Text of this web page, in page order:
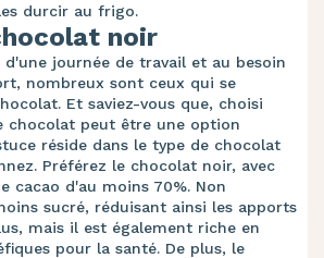
durcir au frigo.
noir
d'une journée de travail et au besoin
nombreux sont ceux qui se
Et saviez-vous que, choisi
chocolat peut être une option
réside dans le type de chocolat
Préférez le chocolat noir, avec
cacao d'au moins 70%. Non
sucré, réduisant ainsi les apports
mais il est également riche en
pour la santé. De plus, le